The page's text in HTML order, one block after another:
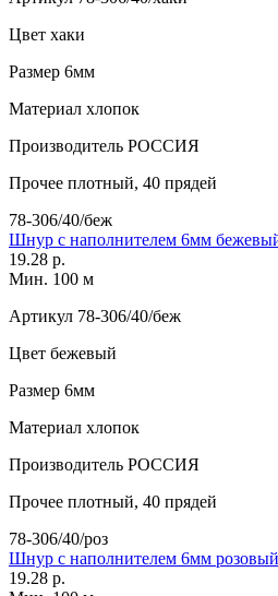
Цвет хаки
Размер 6мм
Материал хлопок
Производитель РОССИЯ
Прочее плотный, 40 прядей
78-306/40/беж
Шнур с наполнителем 6мм
19.28 р.
Мин. 100 м
Артикул 78-306/40/беж
Цвет бежевый
Размер 6мм
Материал хлопок
Производитель РОССИЯ
Прочее плотный, 40 прядей
78-306/40/роз
Шнур с наполнителем 6мм розовый
19.28 р.